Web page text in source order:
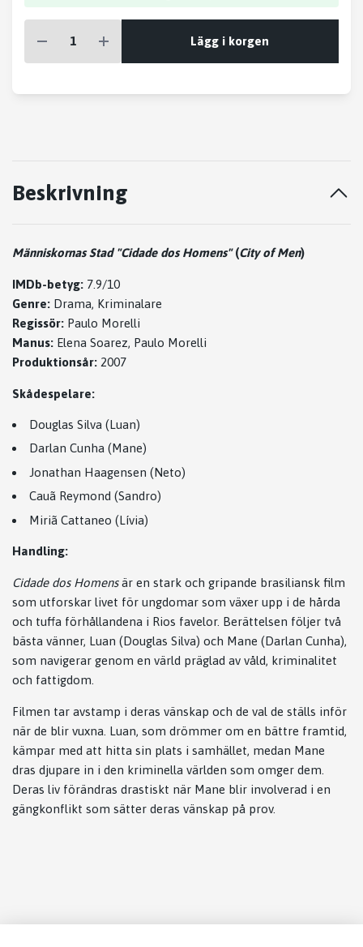
Lägg i korgen
Beskrivning
Människornas Stad "Cidade dos Homens"(City of Men)
IMDb-betyg: 7.9/10
Genre: Drama, Kriminalare
Regissör: Paulo Morelli
Manus: Elena Soarez, Paulo Morelli
Produktionsår: 2007
Skådespelare:
Douglas Silva (Luan)
Darlan Cunha (Mane)
Jonathan Haagensen (Neto)
Cauã Reymond (Sandro)
Miriã Cattaneo (Lívia)
Handling:
Cidade dos Homensär en stark och gripande brasiliansk film
som utforskar livet för ungdomar som växer upp i de hårda
och tuffa förhållandena i Rios favelor. Berättelsen följer två
bästa vänner, Luan (Douglas Silva) och Mane (Darlan Cunha),
som navigerar genom en värld präglad av våld, kriminalitet
och fattigdom.
Filmen tar avstamp i deras vänskap och de val de ställs inför
när de blir vuxna. Luan, som drömmer om en bättre framtid,
kämpar med att hitta sin plats i samhället, medan Mane
dras djupare in i den kriminella världen som omger dem.
Deras liv förändras drastiskt när Mane blir involverad i en
gängkonflikt som sätter deras vänskap på prov.